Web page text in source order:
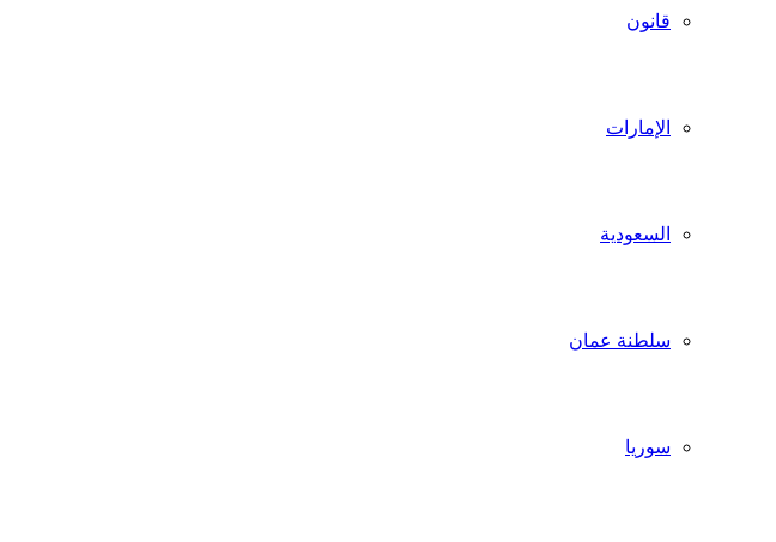
قانون
الإمارات
السعودية
سلطنة عمان
سوريا